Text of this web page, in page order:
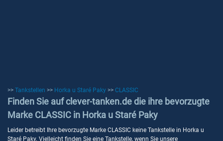
>> Tankstellen >> Horka u Staré Paky >> CLASSIC
Finden Sie auf clever-tanken.de die ihre bevorzugte
Marke CLASSIC in Horka u Staré Paky
Leider betreibt Ihre bevorzugte Marke CLASSIC keine Tankstelle in Horka u
Staré Paky. Vielleicht finden Sie eine Tankstelle, wenn Sie unsere